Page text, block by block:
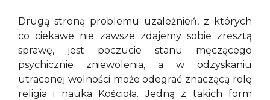
Drugą stroną problemu uzależnień, z których
co ciekawe nie zawsze zdajemy sobie zresztą
sprawę, jest poczucie stanu męczącego
psychicznie zniewolenia, a w odzyskaniu
utraconej wolności może odegrać znaczącą rolę
religia i nauka Kościoła. Jedną z takich form